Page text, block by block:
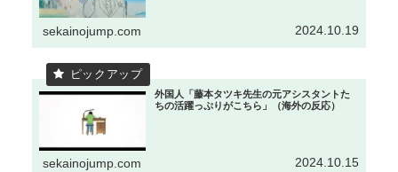
sekainojump.com 2024.10.19
外国人「藤本タツキ先生の元アシスタントた
ちの活躍っぷりがこちら」（海外の反応）
sekainojump.com 2024.10.15